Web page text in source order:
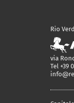
Rio
via
Tel +39